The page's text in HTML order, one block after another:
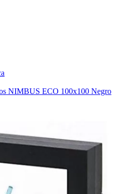
NIMBUS ECO 100x100 Negro